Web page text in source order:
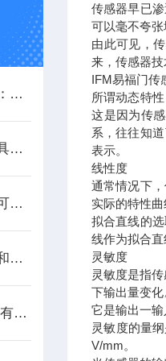
德国IFM电感式传感器：工业自动化领域的精准守护者
德国IFM电感式传感器具有很高的测量精度和分辨率
德国IFM电感式传感器可以用于检测金属和非金属物体的位置和距离
IFM推出新品集成压力和温度传感器
德国易福门流量传感器有哪些种类
传感器早已
可以毫不夸
由此可见，
来，传感器
IFM易福门传
所谓动态特
这是因为传
系，往往知
表示。
线性度
通常情况下
实际的特性
拟合直线的
线作为拟合
灵敏度
灵敏度是指
下输出量变
它是输出一
灵敏度的量
V/mm。